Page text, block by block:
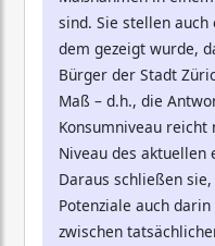
sind. Sie stellen
dem gezeigt wurde,
Bürger der Stadt
Maß – d.h., die
Konsumniveau reicht
Niveau des aktuellen
Daraus schließen
Potenziale auch
zwischen